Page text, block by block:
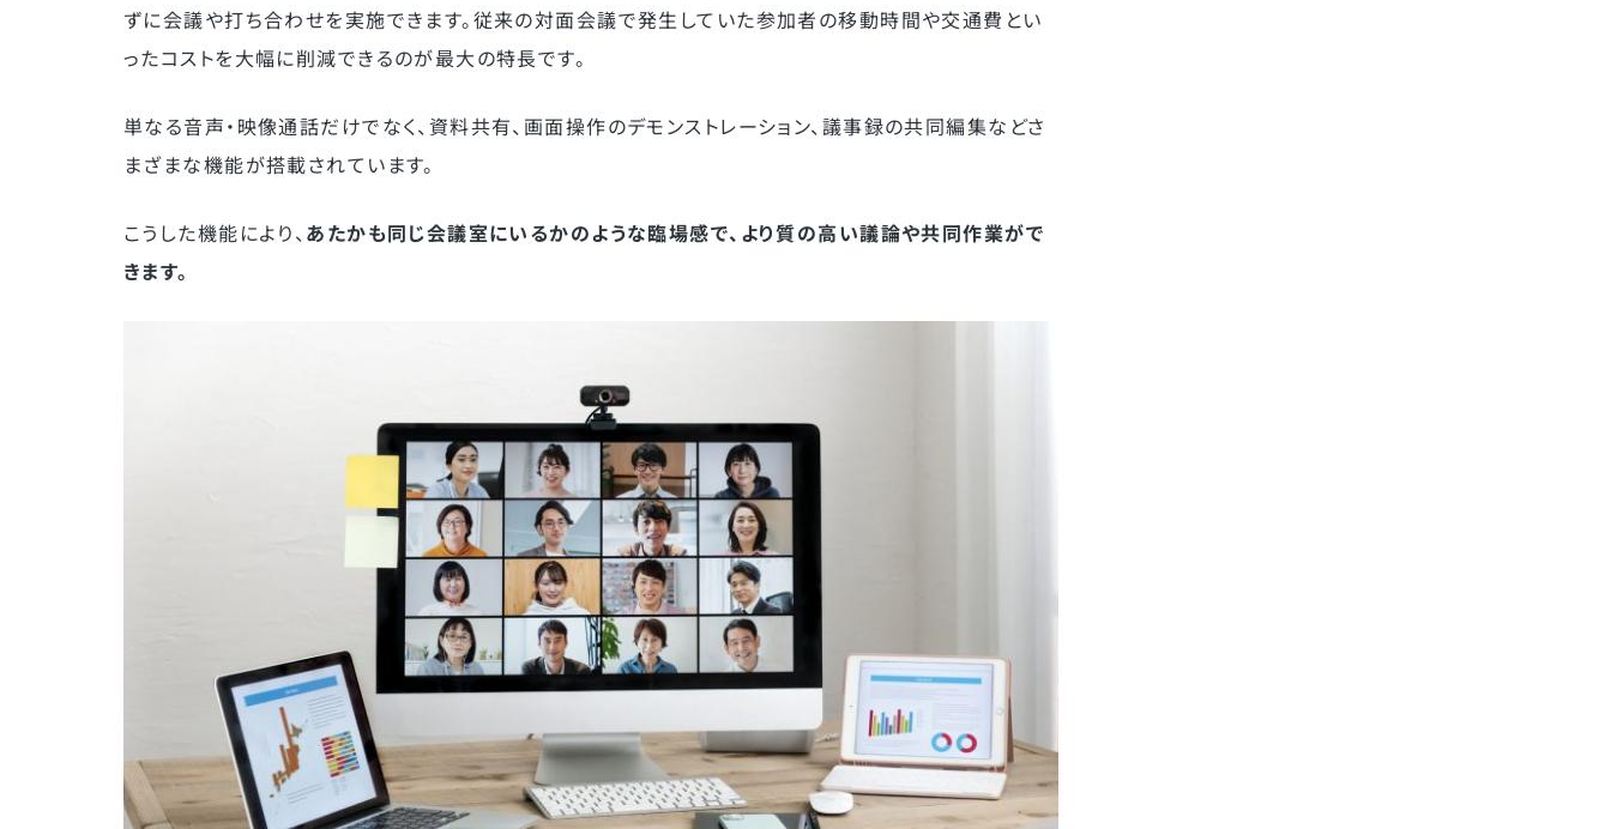
ずに会議や打ち合わせを実施できます。従来の対面会議で発生していた参加者の移動時間や交通費とい
ったコストを大幅に削減できるのが最大の特長です。
単なる音声・映像通話だけでなく、資料共有、画面操作のデモンストレーション、議事録の共同編集などさ
まざまな機能が搭載されています。
こうした機能により、 あたかも同じ会議室にいるかのような臨場感で、より質の高い議論や共同作業がで
きます。